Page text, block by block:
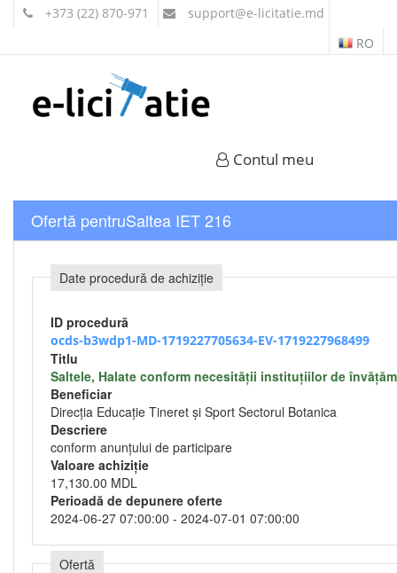
+373 (22) 870-971 support@e-licitatie.md
RO
Contul meu
Ofertă pentruSaltea IET 216
Date procedură de achiziție
ID procedură
ocds-b3wdp1-MD-1719227705634-EV-1719227968499
Titlu
Saltele, Halate conform necesității instituțiilor de
Beneficiar
Direcția Educație Tineret și Sport Sectorul Botanica
Descriere
conform anunțului de participare
Valoare achiziție
17,130.00 MDL
Perioadă de depunere oferte
2024-06-27 07:00:00 - 2024-07-01 07:00:00
Ofertă